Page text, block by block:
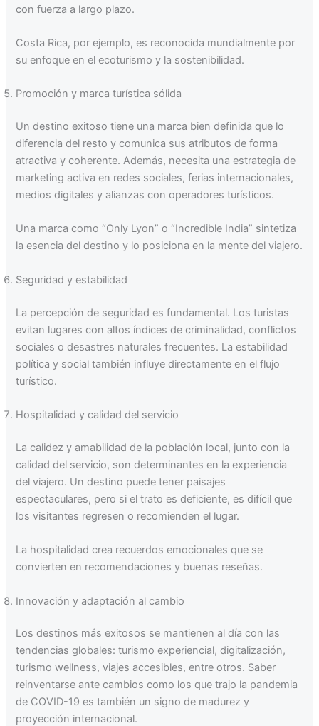
con fuerza a largo plazo.
Costa Rica, por ejemplo, es reconocida mundialmente por
su enfoque en el ecoturismo y la sostenibilidad.
Promoción y marca turística sólida
Un destino exitoso tiene una marca bien definida que lo
diferencia del resto y comunica sus atributos de forma
atractiva y coherente. Además, necesita una estrategia de
marketing activa en redes sociales, ferias internacionales,
medios digitales y alianzas con operadores turísticos.
Una marca como “Only Lyon” o “Incredible India” sintetiza
la esencia del destino y lo posiciona en la mente del viajero.
Seguridad y estabilidad
La percepción de seguridad es fundamental. Los turistas
evitan lugares con altos índices de criminalidad, conflictos
sociales o desastres naturales frecuentes. La estabilidad
política y social también influye directamente en el flujo
turístico.
Hospitalidad y calidad del servicio
La calidez y amabilidad de la población local, junto con la
calidad del servicio, son determinantes en la experiencia
del viajero. Un destino puede tener paisajes
espectaculares, pero si el trato es deficiente, es difícil que
los visitantes regresen o recomienden el lugar.
La hospitalidad crea recuerdos emocionales que se
convierten en recomendaciones y buenas reseñas.
Innovación y adaptación al cambio
Los destinos más exitosos se mantienen al día con las
tendencias globales: turismo experiencial, digitalización,
turismo wellness, viajes accesibles, entre otros. Saber
reinventarse ante cambios como los que trajo la pandemia
de COVID-19 es también un signo de madurez y
proyección internacional.